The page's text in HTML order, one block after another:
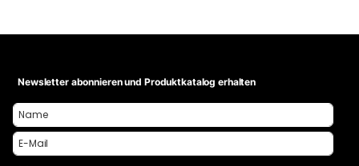
Newsletter abonnieren und Produktkatalog erhalten